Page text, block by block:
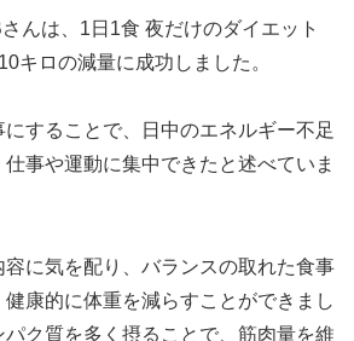
んは、1日1食 夜だけのダイエット
キロの減量に成功しました。
することで、日中のエネルギー不足
事や運動に集中できたと述べていま
に気を配り、バランスの取れた食事
康的に体重を減らすことができまし
ク質を多く摂ることで、筋肉量を維